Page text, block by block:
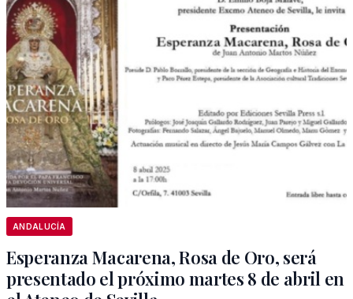
ANDALUCÍA
Esperanza Macarena, Rosa de Oro, será
presentado el próximo martes 8 de abril en